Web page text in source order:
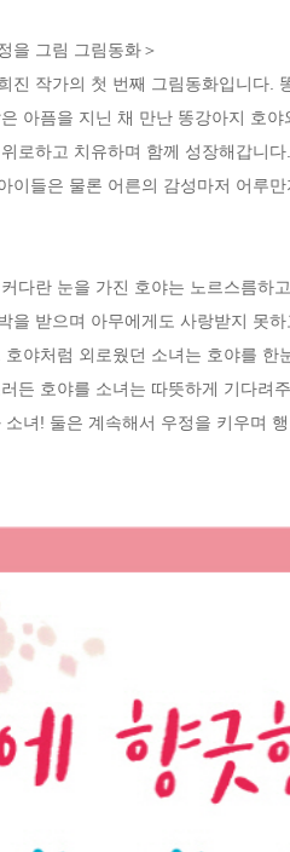
을 그림 그림동화＞
진 작가의 첫 번째 그림동화입니다.
아픔을 지닌 채 만난 똥강아지 호
로하고 치유하며 함께 성장해갑니
이들은 물론 어른의 감성마저 어루
다란 눈을 가진 호야는 노르스름하
을 받으며 아무에게도 사랑받지 못
야처럼 외로웠던 소녀는 호야를
든 호야를 소녀는 따뜻하게 기다려
녀! 둘은 계속해서 우정을 키우며